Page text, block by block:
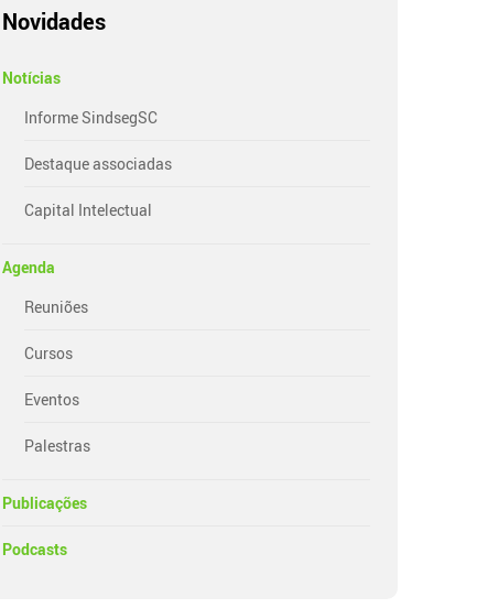
Novidades
Notícias
Informe SindsegSC
Destaque associadas
Capital Intelectual
Agenda
Reuniões
Cursos
Eventos
Palestras
Publicações
Podcasts